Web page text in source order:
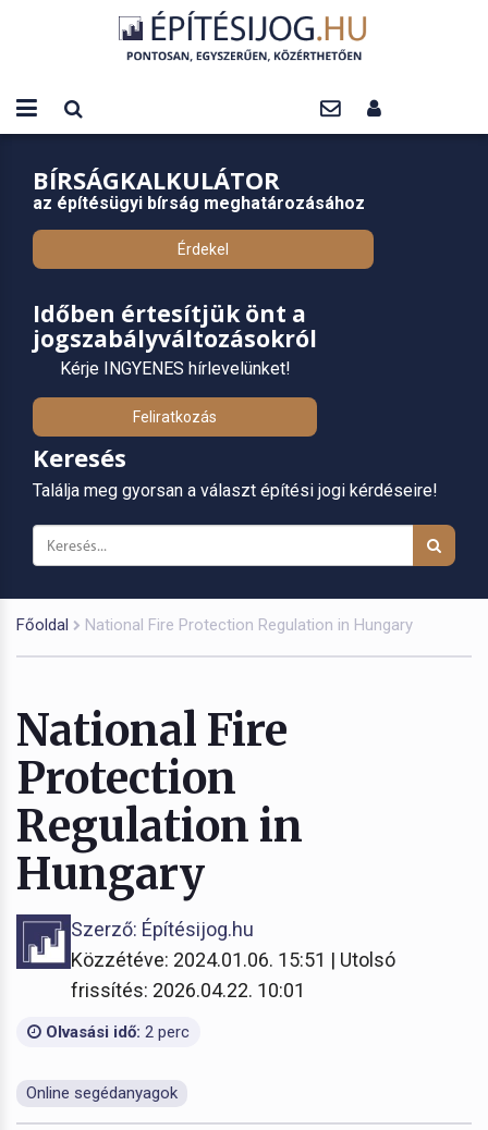
BÍRSÁGKALKULÁTOR
az építésügyi bírság meghatározásához
Érdekel
Időben értesítjük önt a
jogszabályváltozásokról
Kérje INGYENES hírlevelünket!
Feliratkozás
Keresés
Találja meg gyorsan a választ építési jogi kérdéseire!
Főoldal National Fire Protection Regulation in Hungary
National Fire
Protection
Regulation in
Hungary
Szerző: Építésijog.hu
Közzétéve: 2024.01.06. 15:51 | Utolsó
frissítés: 2026.04.22. 10:01
Olvasási idő: 2 perc
Online segédanyagok